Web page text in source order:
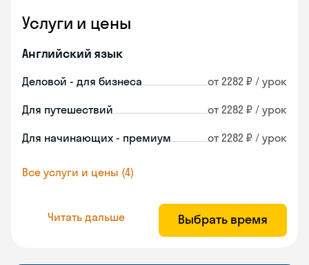
Услуги и цены
Английский язык
Деловой - для бизнеса от 2282 ₽ / урок
Для путешествий от 2282 ₽ / урок
Для начинающих - премиум от 2282 ₽ / урок
Все услуги и цены (4)
Читать дальше Выбрать время